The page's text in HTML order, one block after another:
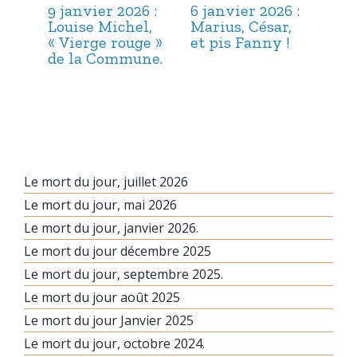
9 janvier 2026 :
Louise Michel,
« Vierge rouge »
de la Commune.
6 janvier 2026 :
Marius, César,
et pis Fanny !
Le mort du jour, juillet 2026
Le mort du jour, mai 2026
Le mort du jour, janvier 2026.
Le mort du jour décembre 2025
Le mort du jour, septembre 2025.
Le mort du jour août 2025
Le mort du jour Janvier 2025
Le mort du jour, octobre 2024.